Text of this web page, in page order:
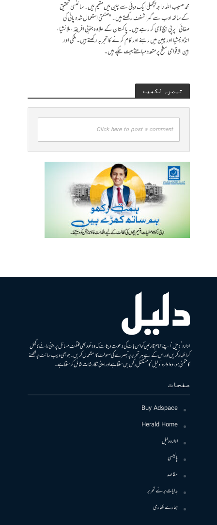
محمد حسیب اللہ راجہ پچھلی ایک دہائی سے چین میں مقیم ہیں۔ سائنسی تحقیق
کے ساتھ ادب سے گہرا شغف رکھتے ہیں۔ "صنعتی استعمال شدہ پانی کی
صفائی" پر پی ایچ ڈی کر رہے ہیں۔ پاکستان کے علاوہ جنوبی افریقہ، ملائشیا،
انڈونیشیا اور چین میں رہنے اور کام کرنے کا تجربہ رکھتے ہیں۔ ملکی اور
بین الاقوامی سطح پر متعدد مباحثے جیت چکے ہیں۔
تبصرہ لکھیے
Click here to post a comment
ادارہ ’دلیل‘ اپنے تمام قارئین کو اس بات کی دعوت دیتا ہے کہ وہ خود بھی مختلف مسائل پر اپنی رائے کا کھل
کر اظہار کریں اور اس کے لیے ہر تحریر پر تبصرے کی سہولت کا استعمال کریں۔ جو بھی ویب سائٹ پر لکھنے
کا متمنی ہو، وہ ادارہ ’دلیل‘ کا مستقل رکن بن سکتا ہے اور اپنی نگارشات شامل کرسکتا ہے۔
صفحات
Buy Adspace
Herald Home
ادارہ دلیل
پالیسی
مقاصد
ہدایات برائے تحریر
ہمارے لکھاری